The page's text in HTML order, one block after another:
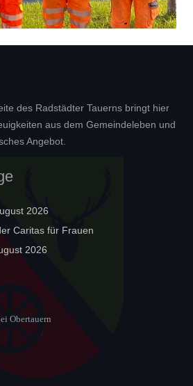
des Radstädter Tauerns bringt hier
aus dem Gemeindeleben und
Angebot.
2026
Caritas für Frauen
2026
Obertauern